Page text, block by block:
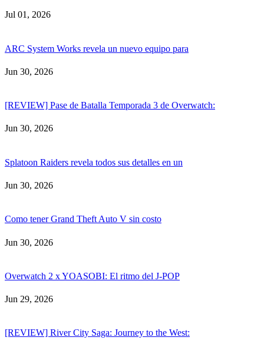
Jul 01, 2026
ARC System Works revela un nuevo equipo para
Jun 30, 2026
[REVIEW] Pase de Batalla Temporada 3 de Overwatch:
Jun 30, 2026
Splatoon Raiders revela todos sus detalles en un
Jun 30, 2026
Como tener Grand Theft Auto V sin costo
Jun 30, 2026
Overwatch 2 x YOASOBI: El ritmo del J-POP
Jun 29, 2026
[REVIEW] River City Saga: Journey to the West: